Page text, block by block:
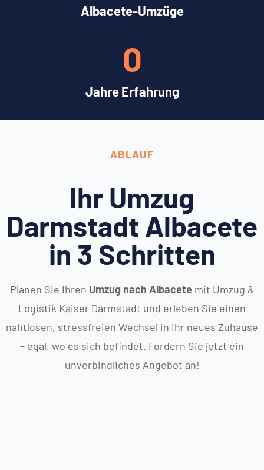
Albacete-Umzüge
Jahre Erfahrung
0
ABLAUF
Ihr Umzug
Darmstadt Albacete
in 3 Schritten
Planen Sie Ihren Umzug nach Albacetemit Umzug &
Logistik Kaiser Darmstadt und erleben Sie einen
nahtlosen, stressfreien Wechsel in Ihr neues Zuhause
– egal, wo es sich befindet. Fordern Sie jetzt ein
unverbindliches Angebot an!